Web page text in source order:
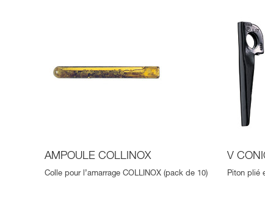
AMPOULE COLLINOX
Colle pour l’amarrage COLLINOX (pack de 10)
V
Piton plié